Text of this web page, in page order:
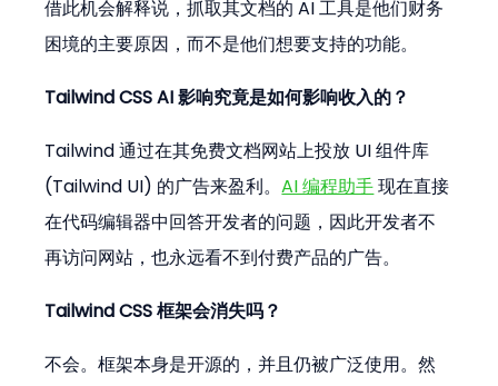
借此机会解释说，抓取其文档的 AI 工具是他们财务
困境的主要原因，而不是他们想要支持的功能。
Tailwind CSS AI 影响究竟是如何影响收入的？
Tailwind 通过在其免费文档网站上投放 UI 组件库
(Tailwind UI) 的广告来盈利。AI 编程助手 现在直接
在代码编辑器中回答开发者的问题，因此开发者不
再访问网站，也永远看不到付费产品的广告。
Tailwind CSS 框架会消失吗？
不会。框架本身是开源的，并且仍被广泛使用。然